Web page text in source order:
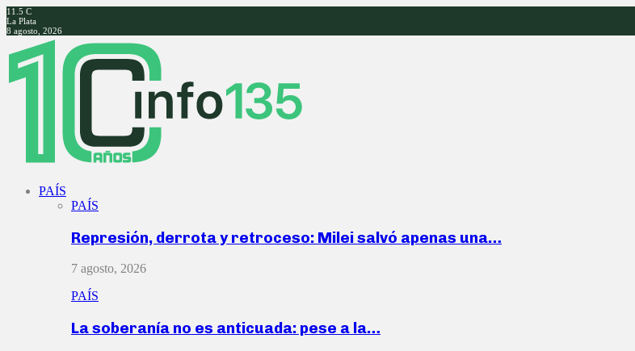
11.5 C
La Plata
8 agosto, 2026
Facebook
Twitter
Instagram
Youtube
PAÍS
PAÍS
Represión, derrota y retroceso: Milei salvó apenas una…
7 agosto, 2026
PAÍS
La soberanía no es anticuada: pese a la…